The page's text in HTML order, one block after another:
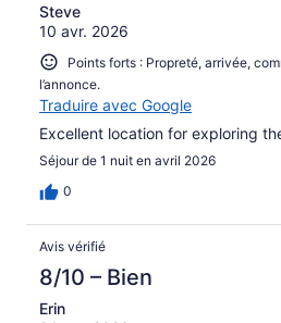
Steve
10 avr. 2026
Points forts : Propreté, arrivée,
l’annonce.
Traduire avec Google
Excellent location for exploring
Séjour de 1 nuit en avril 2026
0
Avis vérifié
8/10 – Bien
Erin